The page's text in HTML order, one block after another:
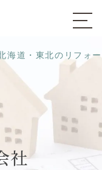
海道・東北のリフォ
社